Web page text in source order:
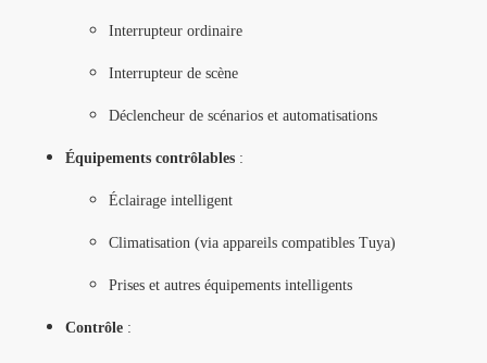
Interrupteur ordinaire
Interrupteur de scène
Déclencheur de scénarios et automatisations
Équipements contrôlables :
Éclairage intelligent
Climatisation (via appareils compatibles Tuya)
Prises et autres équipements intelligents
Contrôle :